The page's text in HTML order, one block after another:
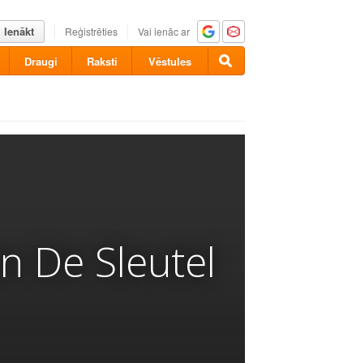
Ienākt Reģistrēties Vai ienāc ar
Draugi Raksti Vēstules
De Sleutel